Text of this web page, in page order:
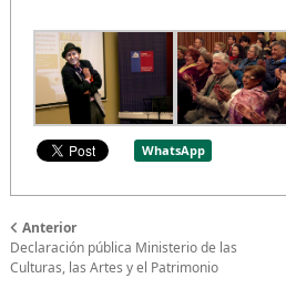
WhatsApp
Anterior
Declaración pública Ministerio de las
Culturas, las Artes y el Patrimonio